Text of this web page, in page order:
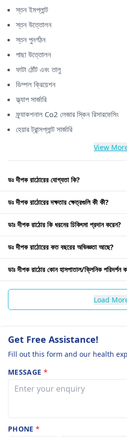
স্তন ইমপ্লান্ট
স্তন উত্তোলন
স্তন পুনর্গঠন
পাছা উত্তোলন
ফাটা ঠোঁট এবং তালু
ডিম্পল ক্রিয়েশন
ফ্ল্যাপ সার্জারি
ফ্র্যাকশনাল Co2 লেজার স্কিন রিসারফেসিং
হেয়ার ট্রান্সপ্লান্ট সার্জারি
View
ডঃ দীপক রাঠোরের যোগ্যতা কি?
ডঃ দীপক রাঠোরের দক্ষতার ক্ষেত্রগুলি কী কী?
ডাঃ দীপক রাঠোর কি ধরনের চিকিৎসা প্রদান করেন?
ডঃ দীপক রাঠোরের কত বছরের অভিজ্ঞতা আছে?
ডাঃ দীপক রাঠোর কোন হাসপাতাল/ক্লিনিক পরিদর্শন
Load
Get Free Assistance!
Fill out this form and our health
MESSAGE *
PHONE*